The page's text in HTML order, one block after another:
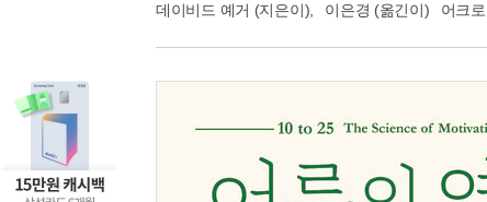
데이비드 예거 (지은이), 이은경 (옮긴이) 어크